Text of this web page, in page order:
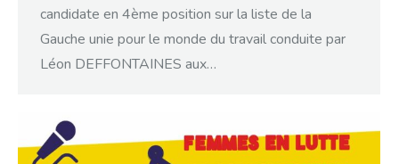
candidate en 4ème position sur la liste de la
Gauche unie pour le monde du travail conduite par
Léon DEFFONTAINES aux…